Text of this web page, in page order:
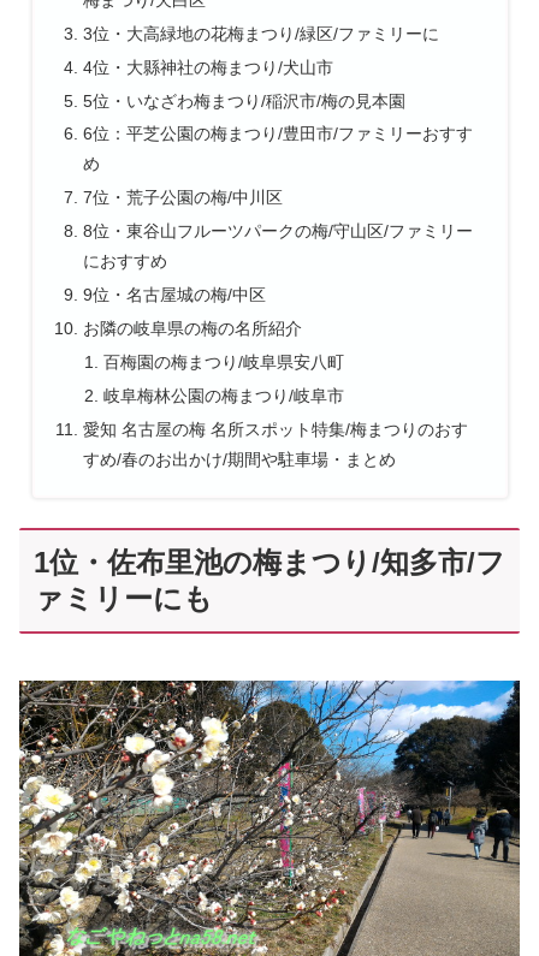
3位・大高緑地の花梅まつり/緑区/ファミリーに
4位・大縣神社の梅まつり/犬山市
5位・いなざわ梅まつり/稲沢市/梅の見本園
6位：平芝公園の梅まつり/豊田市/ファミリーおすす
め
7位・荒子公園の梅/中川区
8位・東谷山フルーツパークの梅/守山区/ファミリー
におすすめ
9位・名古屋城の梅/中区
お隣の岐阜県の梅の名所紹介
百梅園の梅まつり/岐阜県安八町
岐阜梅林公園の梅まつり/岐阜市
愛知 名古屋の梅 名所スポット特集/梅まつりのおす
すめ/春のお出かけ/期間や駐車場・まとめ
1位・佐布里池の梅まつり/知多市/フ
ァミリーにも